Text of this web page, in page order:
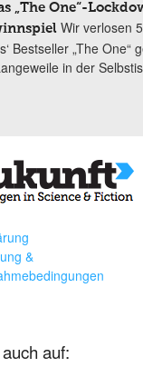
„The One“-
Wir verlosen
Bestseller „The One“
in der
&
auf: